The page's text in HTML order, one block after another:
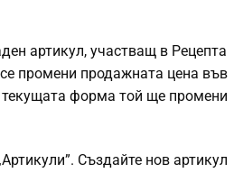
артикул, участващ в Рецепта
промени продажната цена във
текущата форма той ще промени
Създайте нов артикул